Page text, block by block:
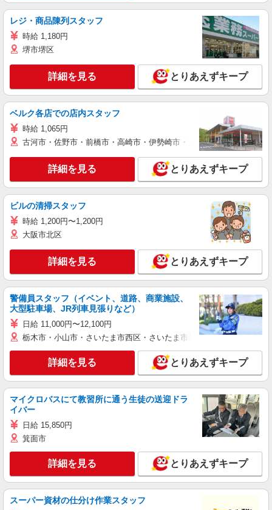
レジ・商品陳列スタッフ
時給 1,180円
堺市堺区
詳細を見る とりあえずキープ
ベルク各店での店内スタッフ
時給 1,065円
古河市・佐野市・前橋市・高崎市・伊勢崎市・太田市・館林市・藤
詳細を見る とりあえずキープ
ビルの清掃スタッフ
時給 1,200円〜1,200円
大阪市北区
詳細を見る とりあえずキープ
警備員スタッフ（イベント、道路、商業施設、
大型駐車場、JR列車見張りなど）
日給 11,000円〜12,100円
栃木市・小山市・さいたま市西区・さいたま市岩槻区・久喜市・蓮田
詳細を見る とりあえずキープ
マイクロバスにて教習所に通う生徒の送迎ドラ
イバー
日給 15,850円
箕面市
詳細を見る とりあえずキープ
スーパー資材の仕分け作業スタッフ